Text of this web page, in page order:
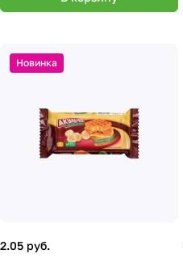
Новинка
2.05 руб.